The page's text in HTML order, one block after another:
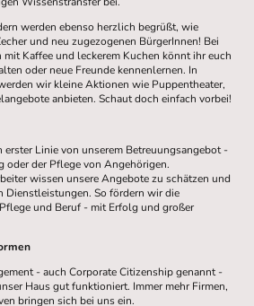
werden ebenso herzlich begrüßt, wie
und neu zugezogenen BürgerInnen! Bei
Kaffee und leckerem Kuchen könnt ihr euch
oder neue Freunde kennenlernen. In
wir kleine Aktionen wie Puppentheater,
anbieten. Schaut doch einfach vorbei!
Linie von unserem Betreuungsangebot -
oder der Pflege von Angehörigen.
wissen unsere Angebote zu schätzen und
Dienstleistungen. So fördern wir die
und Beruf - mit Erfolg und großer
- auch Corporate Citizenship genannt -
Haus gut funktioniert. Immer mehr Firmen,
bringen sich bei uns ein.